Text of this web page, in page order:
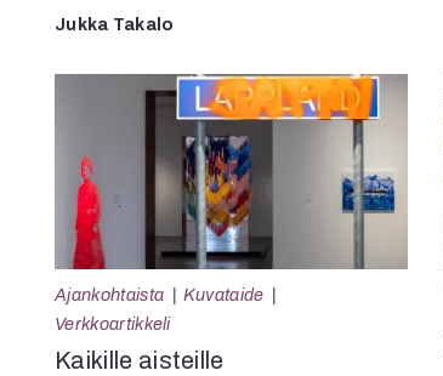
Jukka Takalo
Ajankohtaista
Kuvataide
Verkkoartikkeli
Kaikille aisteille